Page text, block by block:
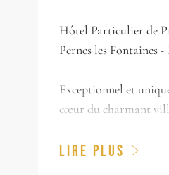
Hôtel Particulier de
Pernes les Fontaines
Exceptionnel et
cœur du charmant
particulier /château du
LIRE PLUS